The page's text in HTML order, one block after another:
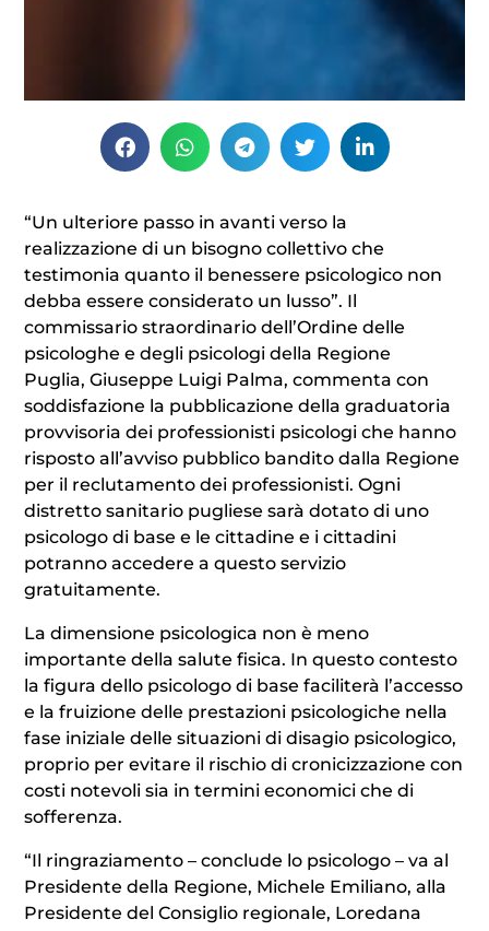
“Un ulteriore passo in avanti verso la
realizzazione di un bisogno collettivo che
testimonia quanto il benessere psicologico non
debba essere considerato un lusso”. Il
commissario straordinario dell’Ordine delle
psicologhe e degli psicologi della Regione
Puglia, Giuseppe Luigi Palma, commenta con
soddisfazione la pubblicazione della graduatoria
provvisoria dei professionisti psicologi che hanno
risposto all’avviso pubblico bandito dalla Regione
per il reclutamento dei professionisti. Ogni
distretto sanitario pugliese sarà dotato di uno
psicologo di base e le cittadine e i cittadini
potranno accedere a questo servizio
gratuitamente.
La dimensione psicologica non è meno
importante della salute fisica. In questo contesto
la figura dello psicologo di base faciliterà l’accesso
e la fruizione delle prestazioni psicologiche nella
fase iniziale delle situazioni di disagio psicologico,
proprio per evitare il rischio di cronicizzazione con
costi notevoli sia in termini economici che di
sofferenza.
“Il ringraziamento – conclude lo psicologo – va al
Presidente della Regione, Michele Emiliano, alla
Presidente del Consiglio regionale, Loredana